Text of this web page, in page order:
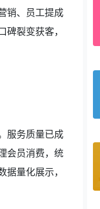
销、员工提成
裂变获客，
服务质量已成
会员消费，统
量化展示，